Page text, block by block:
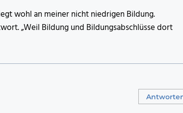
wohl an meiner nicht niedrigen Bildung.
„Weil Bildung und Bildungsabschlüsse dort